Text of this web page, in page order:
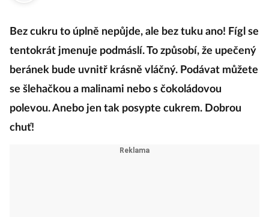
Bez cukru to úplně nepůjde, ale bez tuku ano! Fígl se
tentokrát jmenuje podmáslí. To způsobí, že upečený
beránek bude uvnitř krásně vláčný. Podávat můžete
se šlehačkou a malinami nebo s čokoládovou
polevou. Anebo jen tak posypte cukrem. Dobrou
chuť!